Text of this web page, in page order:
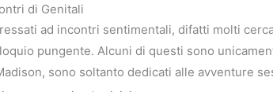
di Genitali
ad incontri sentimentali, difatti molti
pungente. Alcuni di questi sono
sono soltanto dedicati alle avventure